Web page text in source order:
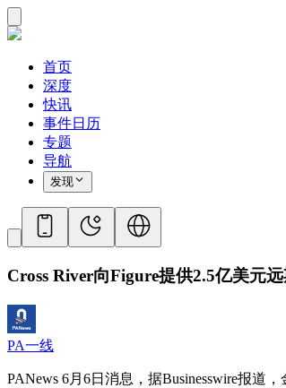
首页
深度
快讯
事件日历
专题
导航
发现
Cross River向Figure提供2.5亿美元
PA一线
PANews 6月6日消息，据Businesswire报道